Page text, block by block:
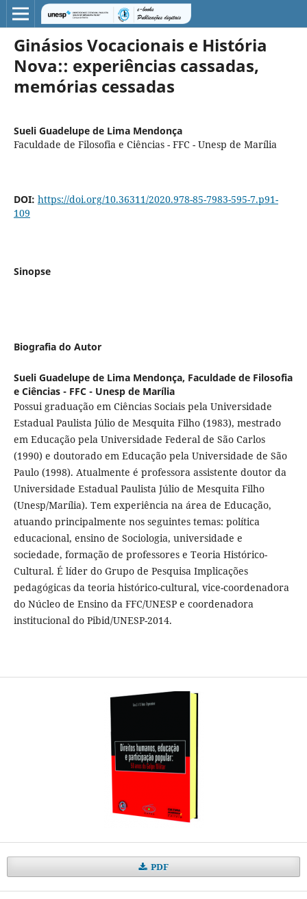
Ginásios Vocacionais e História
Nova:: experiências cassadas,
memórias cessadas
Sueli Guadelupe de Lima Mendonça
Faculdade de Filosofia e Ciências - FFC - Unesp de Marília
DOI: https://doi.org/10.36311/2020.978-85-7983-595-7.p91-
109
Sinopse
Biografia do Autor
Sueli Guadelupe de Lima Mendonça, Faculdade de Filosofia
e Ciências - FFC - Unesp de Marília
Possui graduação em Ciências Sociais pela Universidade
Estadual Paulista Júlio de Mesquita Filho (1983), mestrado
em Educação pela Universidade Federal de São Carlos
(1990) e doutorado em Educação pela Universidade de São
Paulo (1998). Atualmente é professora assistente doutor da
Universidade Estadual Paulista Júlio de Mesquita Filho
(Unesp/Marília). Tem experiência na área de Educação,
atuando principalmente nos seguintes temas: política
educacional, ensino de Sociologia, universidade e
sociedade, formação de professores e Teoria Histórico-
Cultural. É líder do Grupo de Pesquisa Implicações
pedagógicas da teoria histórico-cultural, vice-coordenadora
do Núcleo de Ensino da FFC/UNESP e coordenadora
institucional do Pibid/UNESP-2014.
PDF